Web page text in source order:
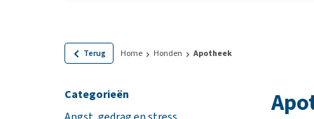
Graanvrij
Glutenvrij
Terug Home Honden Apotheek
Categorieën